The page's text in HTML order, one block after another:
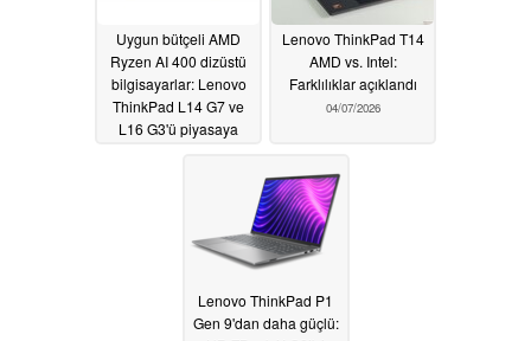
Uygun bütçeli AMD
Ryzen AI 400 dizüstü
bilgisayarlar: Lenovo
ThinkPad L14 G7 ve
L16 G3'ü piyasaya
Lenovo ThinkPad T14
AMD vs. Intel:
Farklılıklar açıklandı
04/07/2026
Lenovo ThinkPad P1
Gen 9'dan daha güçlü: